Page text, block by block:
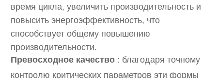
время цикла, увеличить производительность и
повысить энергоэффективность, что
способствует общему повышению
производительности.
Превосходное качество : благодаря точному
контролю критических параметров эти формы